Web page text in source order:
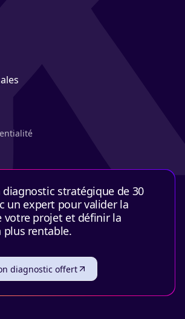
diagnostic stratégique de 30
un expert pour valider la
votre projet et définir la
rentable.
diagnostic offert